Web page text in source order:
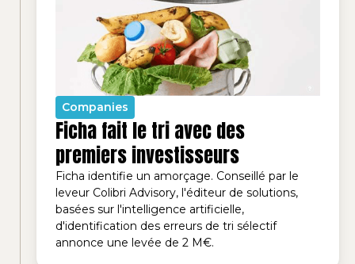
Companies
Ficha fait le tri avec des
premiers investisseurs
Ficha identifie un amorçage. Conseillé par le
leveur Colibri Advisory, l'éditeur de solutions,
basées sur l'intelligence artificielle,
d'identification des erreurs de tri sélectif
annonce une levée de 2 M€.